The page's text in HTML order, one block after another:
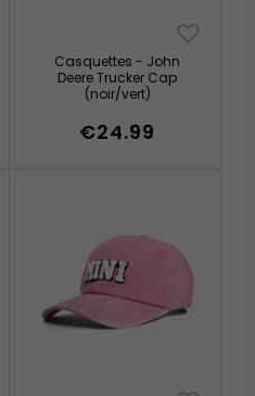
Casquettes - John
Deere Trucker Cap
(noir/vert)
€24.99